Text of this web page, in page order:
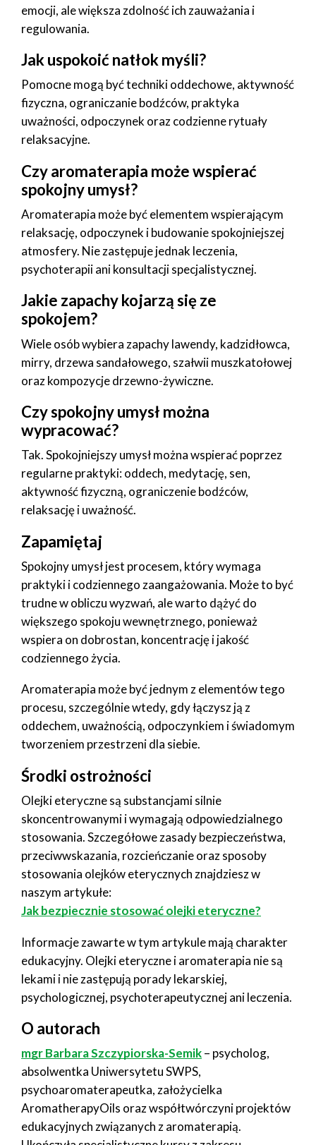
emocji, ale większa zdolność ich zauważania i
regulowania.
Jak uspokoić natłok myśli?
Pomocne mogą być techniki oddechowe, aktywność
fizyczna, ograniczanie bodźców, praktyka
uważności, odpoczynek oraz codzienne rytuały
relaksacyjne.
Czy aromaterapia może wspierać
spokojny umysł?
Aromaterapia może być elementem wspierającym
relaksację, odpoczynek i budowanie spokojniejszej
atmosfery. Nie zastępuje jednak leczenia,
psychoterapii ani konsultacji specjalistycznej.
Jakie zapachy kojarzą się ze
spokojem?
Wiele osób wybiera zapachy lawendy, kadzidłowca,
mirry, drzewa sandałowego, szałwii muszkatołowej
oraz kompozycje drzewno-żywiczne.
Czy spokojny umysł można
wypracować?
Tak. Spokojniejszy umysł można wspierać poprzez
regularne praktyki: oddech, medytację, sen,
aktywność fizyczną, ograniczenie bodźców,
relaksację i uważność.
Zapamiętaj
Spokojny umysł jest procesem, który wymaga
praktyki i codziennego zaangażowania. Może to być
trudne w obliczu wyzwań, ale warto dążyć do
większego spokoju wewnętrznego, ponieważ
wspiera on dobrostan, koncentrację i jakość
codziennego życia.
Aromaterapia może być jednym z elementów tego
procesu, szczególnie wtedy, gdy łączysz ją z
oddechem, uważnością, odpoczynkiem i świadomym
tworzeniem przestrzeni dla siebie.
Środki ostrożności
Olejki eteryczne są substancjami silnie
skoncentrowanymi i wymagają odpowiedzialnego
stosowania. Szczegółowe zasady bezpieczeństwa,
przeciwwskazania, rozcieńczanie oraz sposoby
stosowania olejków eterycznych znajdziesz w
naszym artykułe:
Jak bezpiecznie stosować olejki eteryczne?
Informacje zawarte w tym artykule mają charakter
edukacyjny. Olejki eteryczne i aromaterapia nie są
lekami i nie zastępują porady lekarskiej,
psychologicznej, psychoterapeutycznej ani leczenia.
O autorach
mgr Barbara Szczypiorska-Semik– psycholog,
absolwentka Uniwersytetu SWPS,
psychoaromaterapeutka, założycielka
AromatherapyOils oraz współtwórczyni projektów
edukacyjnych związanych z aromaterapią.